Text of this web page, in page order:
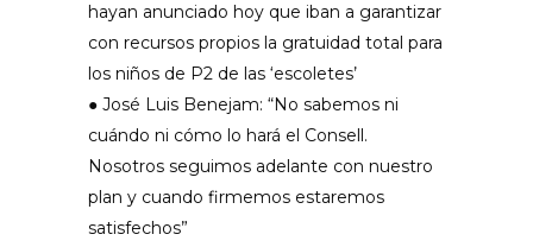
hayan anunciado hoy que iban a garantizar
con recursos propios la gratuidad total para
los niños de P2 de las ‘escoletes’
● José Luis Benejam: “No sabemos ni
cuándo ni cómo lo hará el Consell.
Nosotros seguimos adelante con nuestro
plan y cuando firmemos estaremos
satisfechos”